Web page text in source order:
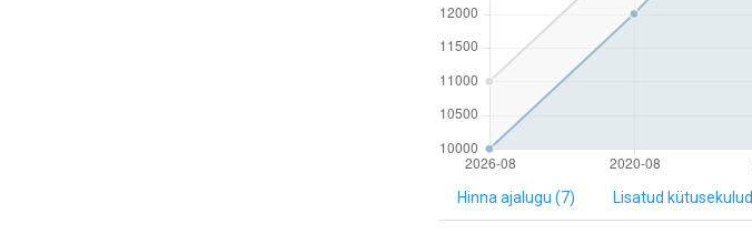
Hinna ajalugu (7) Lisatud kütusekulud